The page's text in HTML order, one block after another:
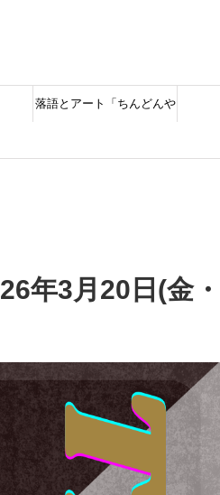
落語とアート「ちんどんや
年3月20日(金・